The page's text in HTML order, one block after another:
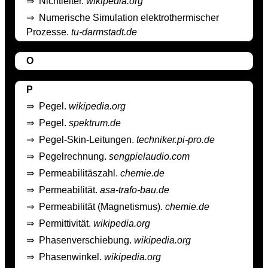
⇒ Numerische Simulation elektrothermischer
Prozesse. tu-darmstadt.de
O
P
⇒ Pegel. wikipedia.org
⇒ Pegel. spektrum.de
⇒ Pegel-Skin-Leitungen. techniker.pi-pro.de
⇒ Pegelrechnung. sengpielaudio.com
⇒ Permeabilitäszahl. chemie.de
⇒ Permeabilität. asa-trafo-bau.de
⇒ Permeabilität (Magnetismus). chemie.de
⇒ Permittivität. wikipedia.org
⇒ Phasenverschiebung. wikipedia.org
⇒ Phasenwinkel. wikipedia.org